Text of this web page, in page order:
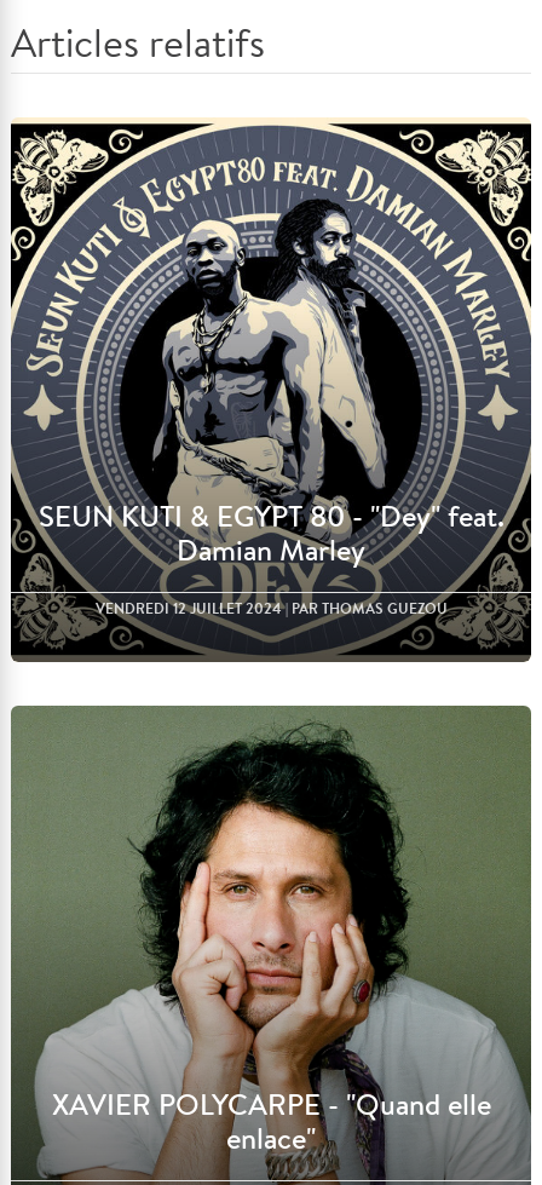
Articles relatifs
SEUN KUTI & EGYPT 80 - "Dey" feat.
Damian Marley
VENDREDI 12 JUILLET 2024| PAR THOMAS GUEZOU
Lire l'article
XAVIER POLYCARPE - "Quand elle
enlace"